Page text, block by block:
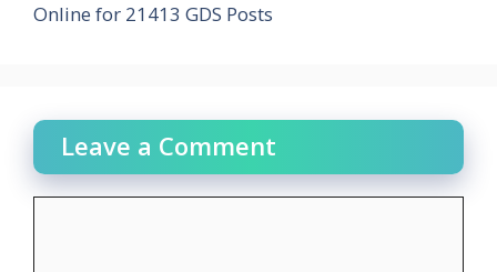
Online for 21413 GDS Posts
Leave a Comment